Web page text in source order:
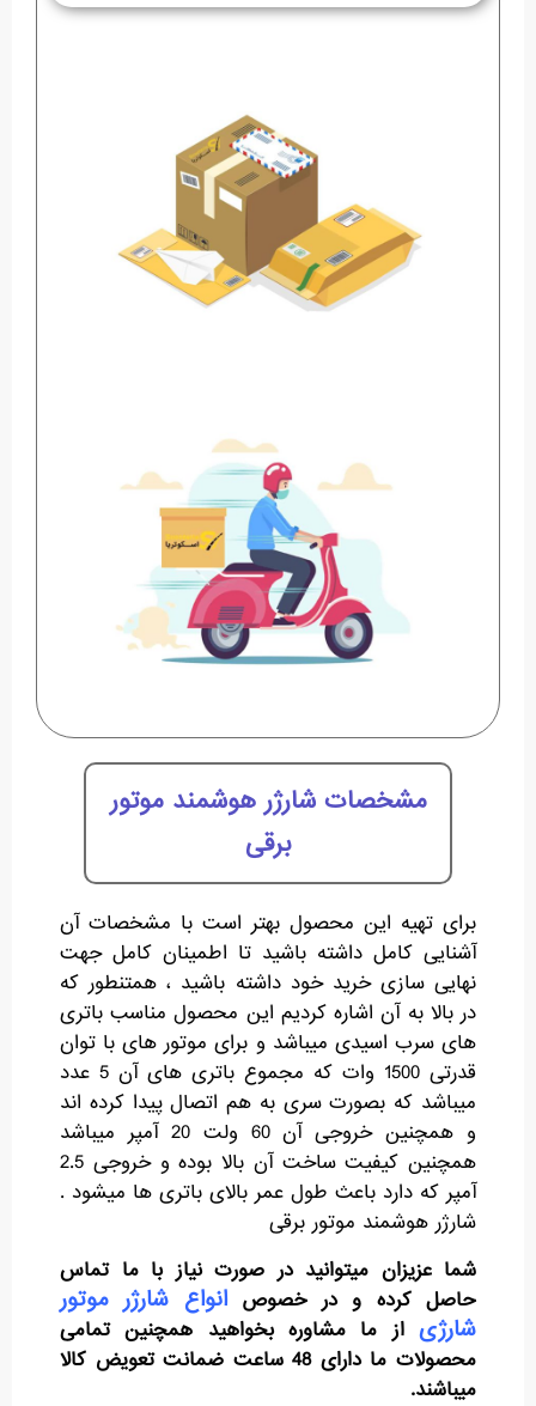
مشخصات شارژر هوشمند موتور
برقی
برای تهیه این محصول بهتر است با مشخصات آن
آشنایی کامل داشته باشید تا اطمینان کامل جهت
نهایی سازی خرید خود داشته باشید ، همتنطور که
در بالا به آن اشاره کردیم این محصول مناسب باتری
های سرب اسیدی میباشد و برای موتور های با توان
قدرتی 1500 وات که مجموع باتری های آن 5 عدد
میباشد که بصورت سری به هم اتصال پیدا کرده اند
و همچنین خروجی آن 60 ولت 20 آمپر میباشد
همچنین کیفیت ساخت آن بالا بوده و خروجی 2.5
آمپر که دارد باعث طول عمر بالای باتری ها میشود .
شارژر هوشمند موتور برقی
شما عزیزان میتوانید در صورت نیاز با ما تماس
حاصل کرده و در خصوصانواع شارژر موتور
شارژی از ما مشاوره بخواهید همچنین تمامی
محصولات ما دارای 48 ساعت ضمانت تعویض کالا
میباشند.